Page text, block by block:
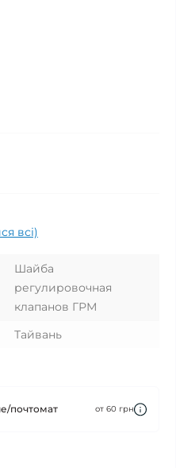
всі)
Шайба
регулировочная
клапанов ГРМ
Тайвань
почтомат от 60 грн